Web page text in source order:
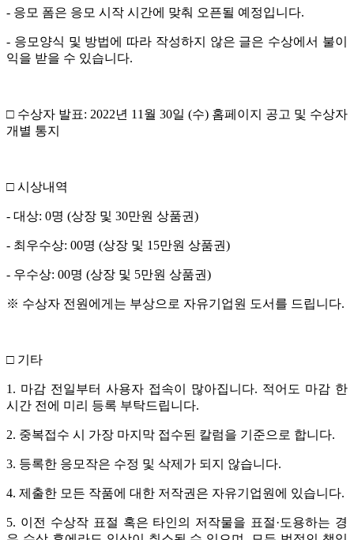
- 응모 폼은 응모 시작 시간에 맞춰 오픈될 예정입니다.
- 응모양식 및 방법에 따라 작성하지 않은 글은 수상에서 불이
익을 받을 수 있습니다.
□ 수상자 발표: 2022년 11월 30일 (수) 홈페이지 공고 및 수상자
개별 통지
□ 시상내역
- 대상: 0명 (상장 및 30만원 상품권)
- 최우수상: 00명 (상장 및 15만원 상품권)
- 우수상: 00명 (상장 및 5만원 상품권)
※ 수상자 전원에게는 부상으로 자유기업원 도서를 드립니다.
□ 기타
1. 마감 전일부터 사용자 접속이 많아집니다. 적어도 마감 한
시간 전에 미리 등록 부탁드립니다.
2. 중복접수 시 가장 마지막 접수된 칼럼을 기준으로 합니다.
3. 등록한 응모작은 수정 및 삭제가 되지 않습니다.
4. 제출한 모든 작품에 대한 저작권은 자유기업원에 있습니다.
5. 이전 수상작 표절 혹은 타인의 저작물을 표절·도용하는 경